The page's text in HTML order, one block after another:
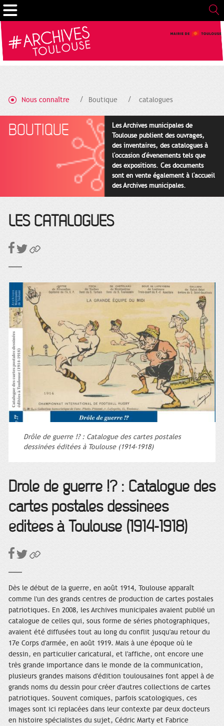
Nous connaître Boutique catalogues
BOUTIQUE
Les Archives municipales de
Toulouse publient des ouvrages,
des inventaires, des catalogues à
l'occasion d'évenements tels que
des expositions. Ces documents
sont en vente également à l'accueil
des Archives municipales.
LES CATALOGUES
Drôle de guerre !? : Catalogue des cartes postales
dessinées éditées à Toulouse (1914-1918)
Drôle de guerre !? : Catalogue des
cartes postales dessinées
éditées à Toulouse (1914-1918)
Dès le début de la guerre, en août 1914, Toulouse apparaît
comme l'un des grands centres de production de cartes postales
patriotiques. En 2008, les Archives municipales avaient publié un
catalogue de celles qui, sous forme de séries photographiques,
avaient été diffusées tout au long du conflit jusqu'au retour du
17e Corps d'armée, en août 1919. Mais à une époque où le
dessin, en particulier caricatural, et l'affiche, ont encore une
très grande importance dans le monde de la communication,
plusieurs grandes maisons d'édition toulousaines font appel à de
grands noms du dessin pour créer d'autres collections de cartes
patriotiques. Souvent comiques, parfois scatologiques, ces
images sont ici replacées dans leur contexte par deux docteurs
en histoire spécialistes du sujet, Cédric Marty et Fabrice
Gestion de vos préférences sur les cookies